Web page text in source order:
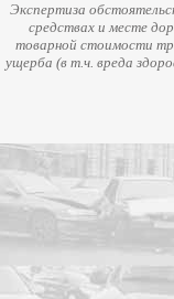
Экспертиза
средствах и месте
товарной стоимости
ущерба (в т.ч. вреда